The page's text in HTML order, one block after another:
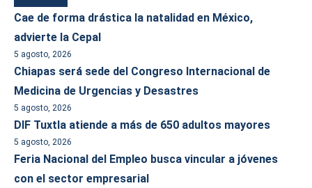
Cae de forma drástica la natalidad en México,
advierte la Cepal
5 agosto, 2026
Chiapas será sede del Congreso Internacional de
Medicina de Urgencias y Desastres
5 agosto, 2026
DIF Tuxtla atiende a más de 650 adultos mayores
5 agosto, 2026
Feria Nacional del Empleo busca vincular a jóvenes
con el sector empresarial